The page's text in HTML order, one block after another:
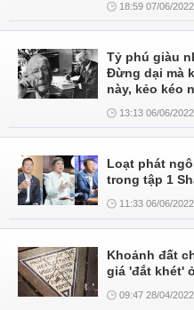
18:59 07/06/2022
Tỷ phú giàu
Đừng dại mà
này, kẻo kéo
13:13 06/06/2022
Loạt phát
trong tập 1
11:33 06/06/2022
Khoảnh đất
giá 'đắt khét'
09:47 28/04/2022